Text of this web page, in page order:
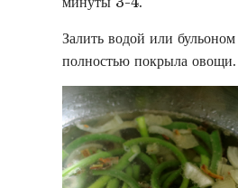
Залить водой или
полностью покрыла овощи.